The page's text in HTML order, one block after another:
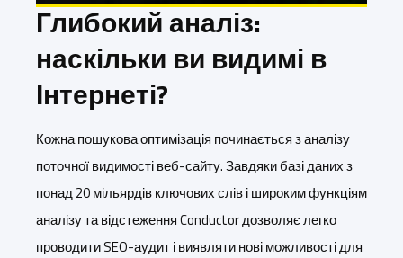
Глибокий аналіз:
наскільки ви видимі в
Інтернеті?
Кожна пошукова оптимізація починається з аналізу
поточної видимості веб-сайту. Завдяки базі даних з
понад 20 мільярдів ключових слів і широким функціям
аналізу та відстеження Conductor дозволяє легко
проводити SEO-аудит і виявляти нові можливості для